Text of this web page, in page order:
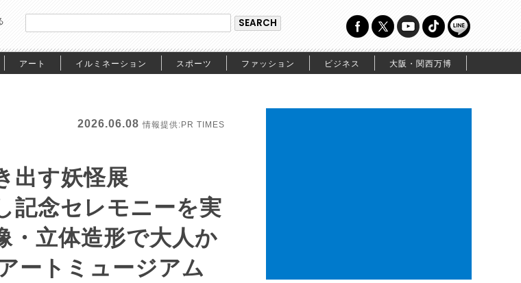
アート イルミネーション スポーツ ファッション ビジネス 大阪・関西万博
2026.06.08 情報提供:PR TIMES
出す妖怪展
記念セレモニーを実
・立体造形で大人か
ートミュージアム